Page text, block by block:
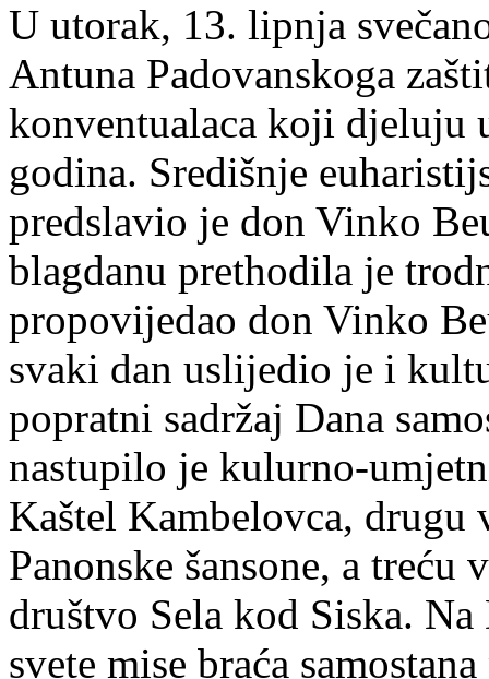
U utorak, 13. lipnja
Antuna Padovanskoga
konventualaca koji djeluju
godina. Središnje
predslavio je don Vinko
blagdanu prethodila je
propovijedao don Vinko
svaki dan uslijedio je i
popratni sadržaj Dana
nastupilo je kulurno-
Kaštel Kambelovca, drugu
Panonske šansone, a
društvo Sela kod Siska.
svete mise braća